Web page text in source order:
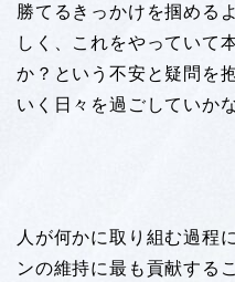
勝てるきっかけを掴める
しく、これをやっていて
か？という不安と疑問を
いく日々を過ごしていか
人が何かに取り組む過程
ンの維持に最も貢献する